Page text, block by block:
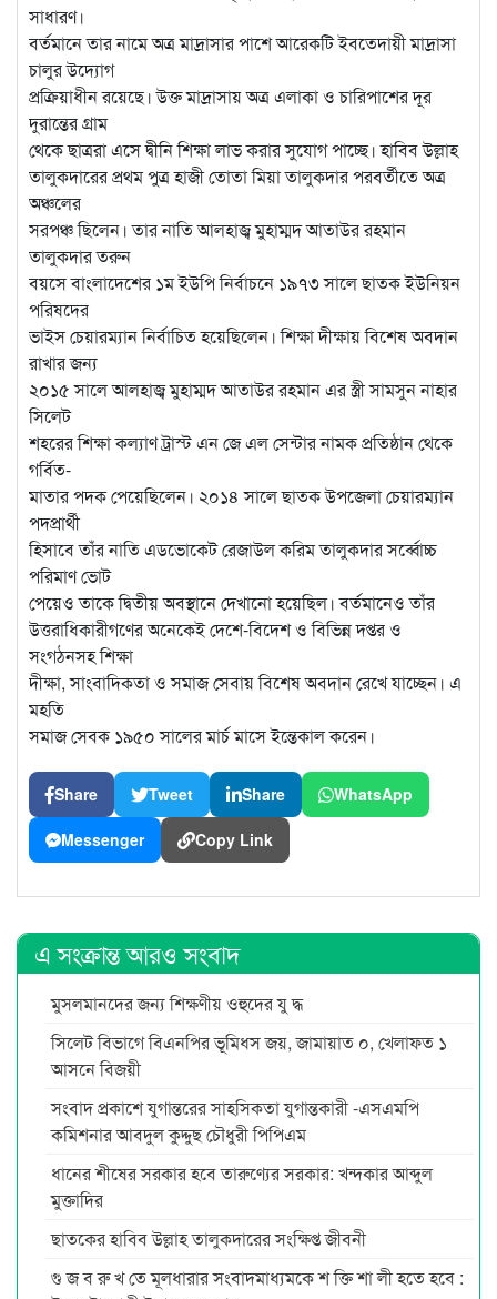
সাধারণ।
বর্তমানে তার নামে অত্র মাদ্রাসার পাশে আরেকটি ইবতেদায়ী মাদ্রাসা
চালুর উদ্যোগ
প্রক্রিয়াধীন রয়েছে। উক্ত মাদ্রাসায় অত্র এলাকা ও চারিপাশের দূর
দুরান্তের গ্রাম
থেকে ছাত্ররা এসে দ্বীনি শিক্ষা লাভ করার সুযোগ পাচ্ছে। হাবিব উল্লাহ
তালুকদারের প্রথম পুত্র হাজী তোতা মিয়া তালুকদার পরবর্তীতে অত্র
অঞ্চলের
সরপঞ্চ ছিলেন। তার নাতি আলহাজ্ব মুহাম্মদ আতাউর রহমান
তালুকদার তরুন
বয়সে বাংলাদেশের ১ম ইউপি নির্বাচনে ১৯৭৩ সালে ছাতক ইউনিয়ন
পরিষদের
ভাইস চেয়ারম্যান নির্বাচিত হয়েছিলেন। শিক্ষা দীক্ষায় বিশেষ অবদান
রাখার জন্য
২০১৫ সালে আলহাজ্ব মুহাম্মদ আতাউর রহমান এর স্ত্রী সামসুন নাহার
সিলেট
শহরের শিক্ষা কল্যাণ ট্রাস্ট এন জে এল সেন্টার নামক প্রতিষ্ঠান থেকে
গর্বিত-
মাতার পদক পেয়েছিলেন। ২০১৪ সালে ছাতক উপজেলা চেয়ারম্যান
পদপ্রার্থী
হিসাবে তাঁর নাতি এডভোকেট রেজাউল করিম তালুকদার সর্ব্বোচ্চ
পরিমাণ ভোট
পেয়েও তাকে দ্বিতীয় অবস্থানে দেখানো হয়েছিল। বর্তমানেও তাঁর
উত্তরাধিকারীগণের অনেকেই দেশে-বিদেশ ও বিভিন্ন দপ্তর ও
সংগঠনসহ শিক্ষা
দীক্ষা, সাংবাদিকতা ও সমাজ সেবায় বিশেষ অবদান রেখে যাচ্ছেন। এ
মহতি
সমাজ সেবক ১৯৫০ সালের মার্চ মাসে ইন্তেকাল করেন।
Share Tweet Share WhatsApp
Messenger Copy Link
এ সংক্রান্ত আরও সংবাদ
মুসলমানদের জন্য শিক্ষণীয় ওহুদের যু দ্ধ
সিলেট বিভাগে বিএনপির ভূমিধস জয়, জামায়াত ০, খেলাফত ১
আসনে বিজয়ী
সংবাদ প্রকাশে যুগান্তরের সাহসিকতা যুগান্তকারী -এসএমপি
কমিশনার আবদুল কুদ্দুছ চৌধুরী পিপিএম
ধানের শীষের সরকার হবে তারুণ্যের সরকার: খন্দকার আব্দুল
মুক্তাদির
ছাতকের হাবিব উল্লাহ তালুকদারের সংক্ষিপ্ত জীবনী
গু জ ব রু খ তে মূলধারার সংবাদমাধ্যমকে শ ক্তি শা লী হতে হবে :